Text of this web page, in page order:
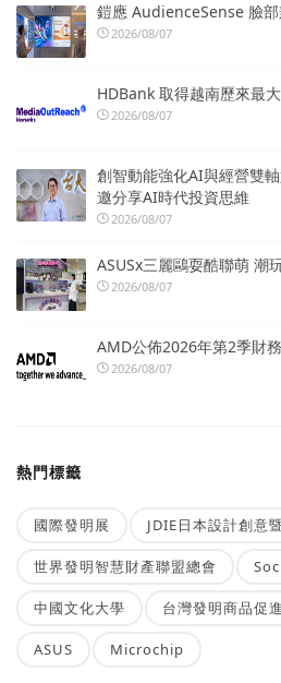
鎧應 AudienceSense 臉
2026/08/07
HDBank 取得越南歷來最
2026/08/07
創智動能強化AI與經營雙
邀分享AI時代投資思維
2026/08/07
ASUSx三麗鷗耍酷聯萌 潮
2026/08/07
AMD公佈2026年第2季財
2026/08/07
熱門標籤
國際發明展 JDIE日本設計創意
世界發明智慧財產聯盟總會
中國文化大學 台灣發明商品促
ASUS Microchip